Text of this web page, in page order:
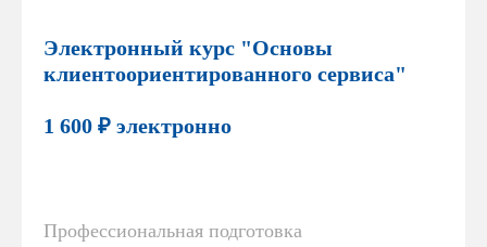
Электронный курс "Основы
клиентоориентированного сервиса"
1 600 ₽ электронно
Профессиональная подготовка